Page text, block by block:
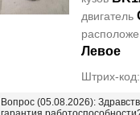
двигатель
Левое
Штрих-
Вопрос (05.08.2026):